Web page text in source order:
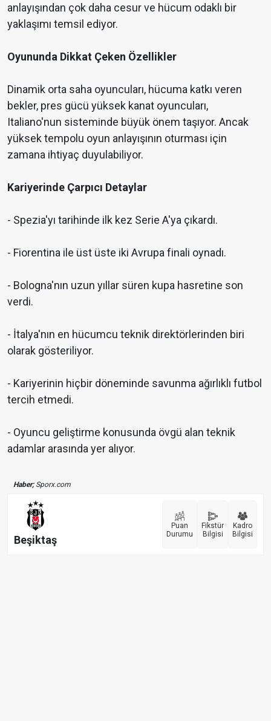
anlayışından çok daha cesur ve hücum odaklı bir
yaklaşımı temsil ediyor.
Oyununda Dikkat Çeken Özellikler
Dinamik orta saha oyuncuları, hücuma katkı veren
bekler, pres gücü yüksek kanat oyuncuları,
Italiano'nun sisteminde büyük önem taşıyor. Ancak
yüksek tempolu oyun anlayışının oturması için
zamana ihtiyaç duyulabiliyor.
Kariyerinde Çarpıcı Detaylar
- Spezia'yı tarihinde ilk kez Serie A'ya çıkardı.
- Fiorentina ile üst üste iki Avrupa finali oynadı.
- Bologna'nın uzun yıllar süren kupa hasretine son
verdi.
- İtalya'nın en hücumcu teknik direktörlerinden biri
olarak gösteriliyor.
- Kariyerinin hiçbir döneminde savunma ağırlıklı futbol
tercih etmedi.
- Oyuncu geliştirme konusunda övgü alan teknik
adamlar arasında yer alıyor.
Haber;Sporx.com
Beşiktaş
Puan
Durumu
Fikstür
Bilgisi
Kadro
Bilgisi